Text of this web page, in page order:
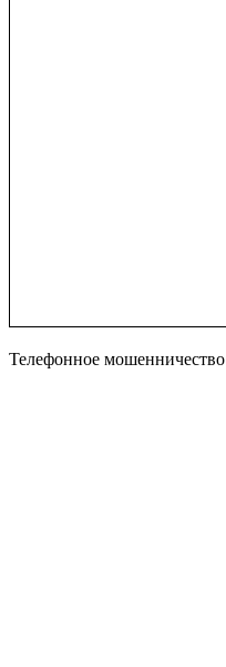
Телефонное мошенничество